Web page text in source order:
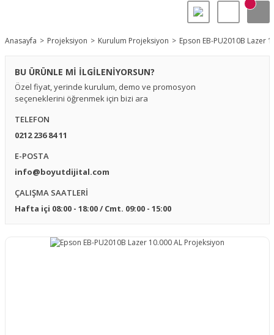
Anasayfa Projeksiyon Kurulum Projeksiyon Epson EB-PU2010B Lazer
BU ÜRÜNLE Mİ İLGİLENİYORSUN?
Özel fiyat, yerinde kurulum, demo ve promosyon
seçeneklerini öğrenmek için bizi ara
TELEFON
0212 236 84 11
E-POSTA
info@boyutdijital.com
ÇALIŞMA SAATLERİ
Hafta içi 08:00 - 18:00 / Cmt. 09:00 - 15:00